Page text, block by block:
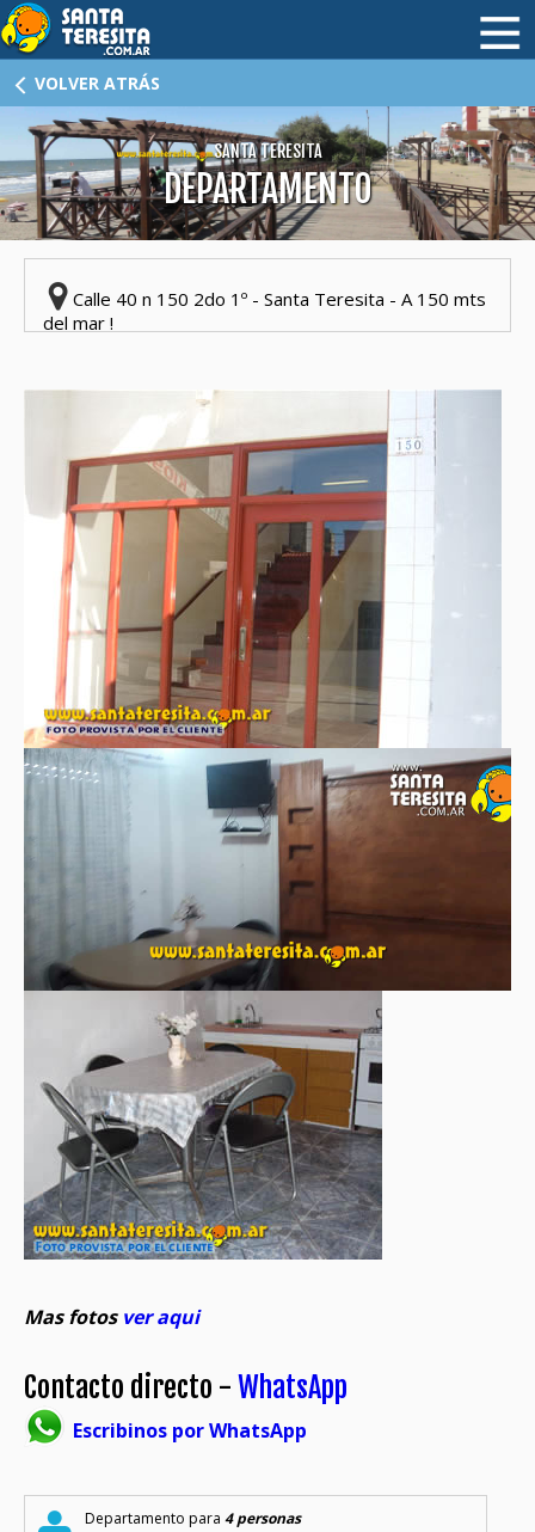
HOTELES
CABAÑAS
ALQUILERES I
ALQUILERES II
INMOBILIARIAS
DÓNDE COMER
ATRACTIVOS
VOLVER ATRÁS
SANTA TERESITA
DEPARTAMENTO
Calle 40 n 150 2do 1º - Santa Teresita - A 150 mts
del mar !
Mas fotos ver aqui
Contacto directo - WhatsApp
Escribinos por WhatsApp
Departamento para 4 personas